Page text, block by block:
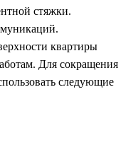
стяжки.
квартиры
Для сокращения
следующие